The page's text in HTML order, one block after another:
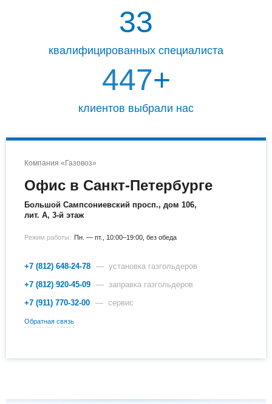
33
квалифицированных специалиста
463+
клиентов выбрали нас
Компания «Газовоз»
Офис в Санкт-Петербурге
Большой Сампсониевский просп., дом 106,
лит. А, 3-й этаж
Режим работы: Пн. — пт., 10:00–19:00, без обеда
+7 (812) 648-24-78 — установка газгольдеров
+7 (812) 920-45-09 — заправка газгольдеров
+7 (911) 770-32-00 — сервис
Обратная связь